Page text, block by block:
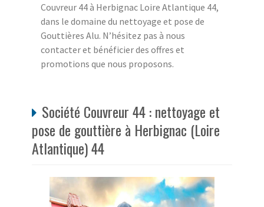
Couvreur 44 à Herbignac Loire Atlantique 44,
dans le domaine du nettoyage et pose de
Gouttières Alu. N’hésitez pas à nous
contacter et bénéficier des offres et
promotions que nous proposons.
Société Couvreur 44 : nettoyage et
pose de gouttière à Herbignac (Loire
Atlantique) 44